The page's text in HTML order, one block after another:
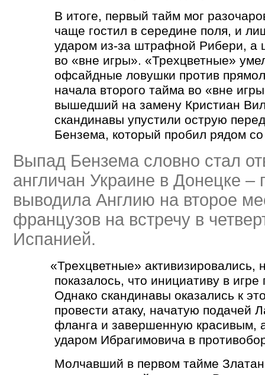
В итоге, первый тайм мог
чаще гостил в середине поля, и
ударом из-за штрафной Рибери, а
во «вне игры». «Трехцветные»
офсайдные ловушки против
начала второго тайма во «вне
вышедший на замену Кристиан
скандинавы упустили острую
Бензема, который пробил рядом
Выпад Бензема словно стал
англичан Украине в Донецке –
выводила Англию на второе
французов на встречу в
Испанией.
«Трехцветные»
показалось, что инициативу в
Однако скандинавы оказались к
провести атаку, начатую подачей
фланга и завершенную красивым,
ударом Ибрагимовича в
Молчавший в первом тайме